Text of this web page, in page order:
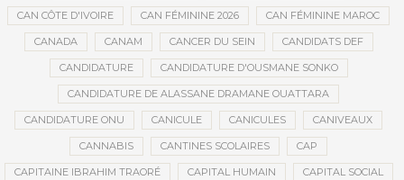
CAN CÔTE D'IVOIRE CAN FÉMININE 2026 CAN FÉMININE MAROC
CANADA CANAM CANCER DU SEIN CANDIDATS DEF
CANDIDATURE CANDIDATURE D'OUSMANE SONKO
CANDIDATURE DE ALASSANE DRAMANE OUATTARA
CANDIDATURE ONU CANICULE CANICULES CANIVEAUX
CANNABIS CANTINES SCOLAIRES CAP
CAPITAINE IBRAHIM TRAORÉ CAPITAL HUMAIN CAPITAL SOCIAL